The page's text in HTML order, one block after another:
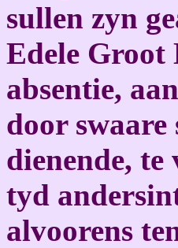
sullen zyn
Edele Groot
absentie,
door swaare
dienende, te
tyd
alvoorens